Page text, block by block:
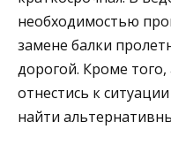
необходимостью
замене балки
дорогой. Кроме
отнестись к
найти